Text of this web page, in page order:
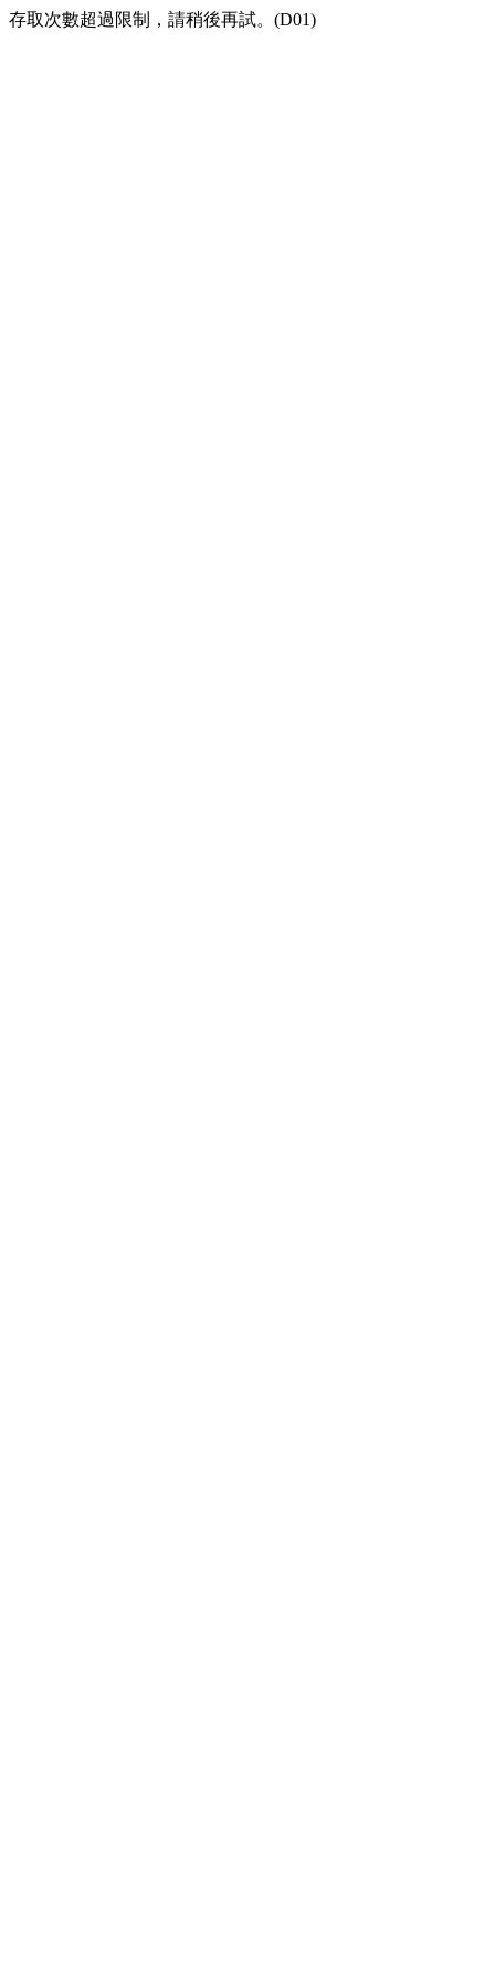
存取次數超過限制，請稍後再試。(D01)